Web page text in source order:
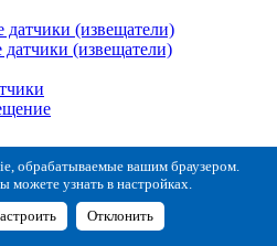
(извещатели)
(извещатели)
материалы
для извещателей
обрабатываемые вашим браузером.
можете узнать в настройках.
Отклонить